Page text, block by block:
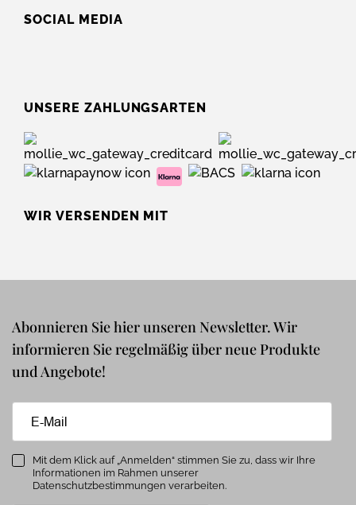
SOCIAL MEDIA
UNSERE ZAHLUNGSARTEN
WIR VERSENDEN MIT
Abonnieren Sie hier unseren Newsletter. Wir
informieren Sie regelmäßig über neue Produkte
und Angebote!
Mit dem Klick auf „Anmelden“ stimmen Sie zu, dass wir Ihre
Informationen im Rahmen unserer
Datenschutzbestimmungen verarbeiten.